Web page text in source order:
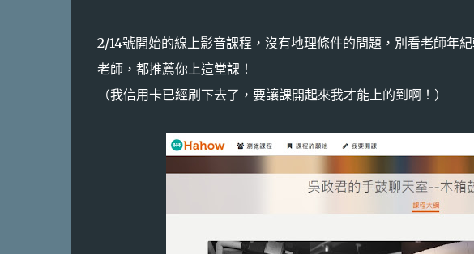
2/14號開始的線上影音課程，沒有地理條件的問題，別看老師年
老師，都推薦你上這堂課！
（我信用卡已經刷下去了， 要讓課開起來我才能上的到啊！ ）